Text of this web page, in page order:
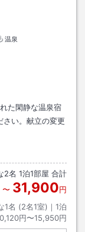
温泉
た閑静な温泉宿
い。献立の変更
2名 1泊1部屋 合計
〜 31,900円
1名 (2名1室)｜ 1泊
円〜15,950円